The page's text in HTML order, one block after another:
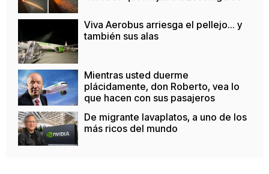
Viva Aerobus arriesga el pellejo... y
también sus alas
Mientras usted duerme
plácidamente, don Roberto, vea lo
que hacen con sus pasajeros
De migrante lavaplatos, a uno de los
más ricos del mundo